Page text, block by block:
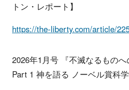
トン・レポート】
https://the-liberty.com/article/
2026年1月号 『不滅なるもの
Part 1 神を語る ノーベル賞科